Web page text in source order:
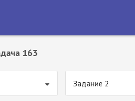
163
Задание 2